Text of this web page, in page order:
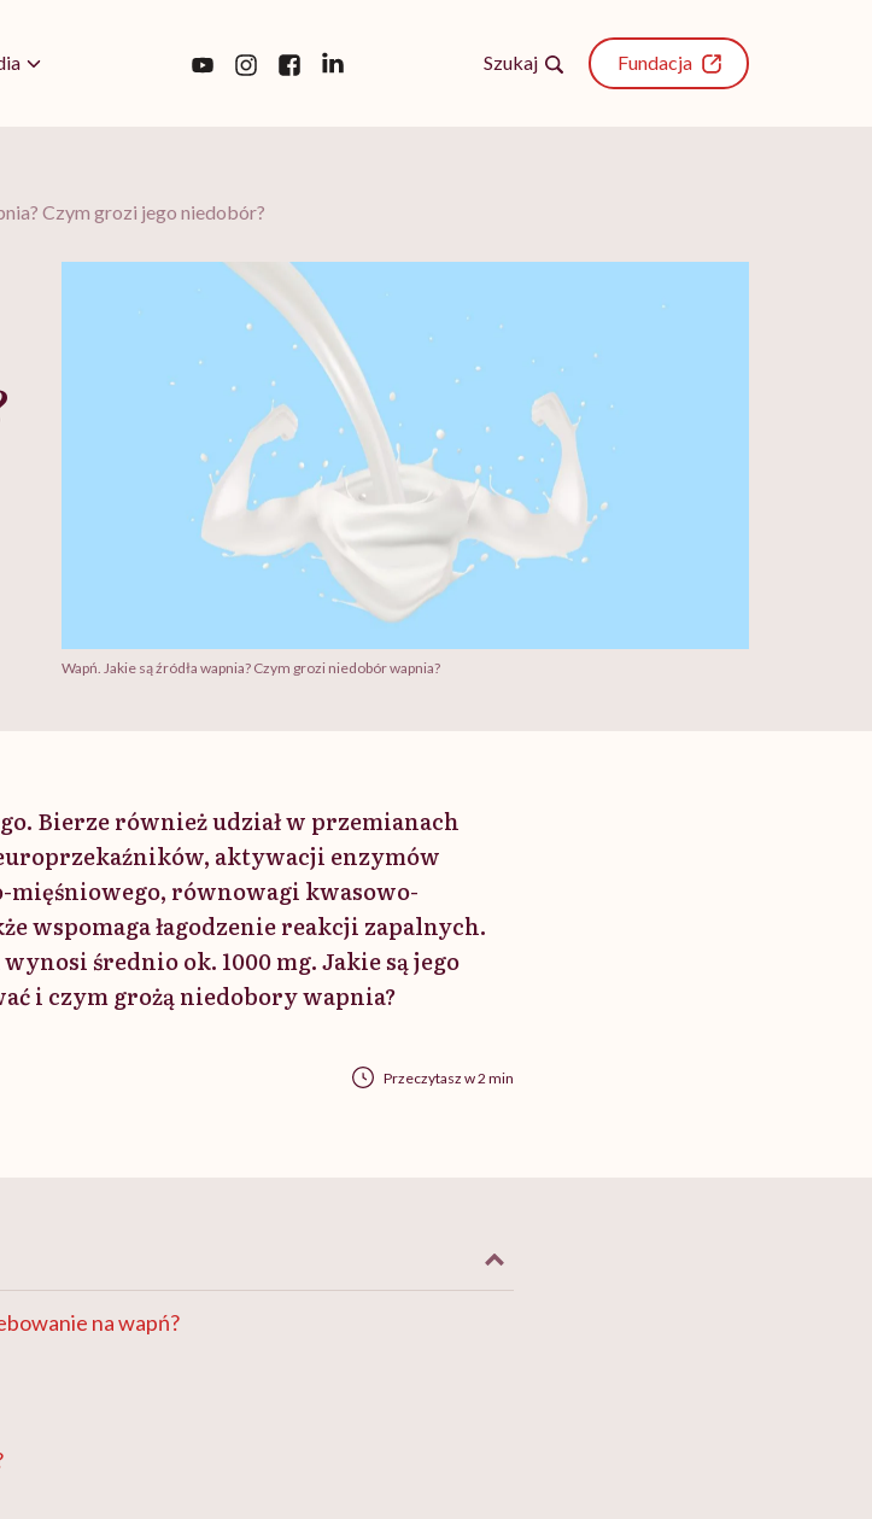
Szukaj Fundacja
Czym grozi jego niedobór?
Wapń. Jakie są źródła wapnia? Czym grozi niedobór wapnia?
Bierze również udział w przemianach
aktywacji enzymów
równowagi kwasowo-
wspomaga łagodzenie reakcji zapalnych.
średnio ok. 1000 mg. Jakie są jego
i czym grożą niedobory wapnia?
Przeczytasz w 2 min
na wapń?